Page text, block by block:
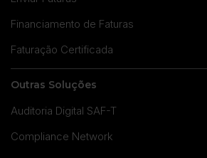
Financiamento de Faturas
Faturação Certificada
Outras Soluções
Auditoria Digital SAF-T
Compliance Network